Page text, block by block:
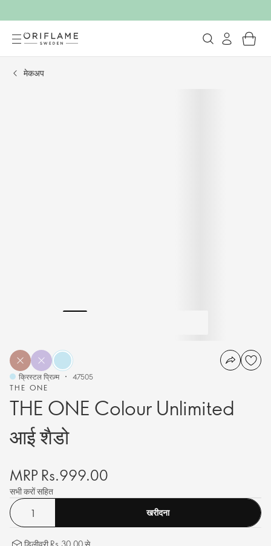
मेकअप
THE ONE
THE ONE Colour Unlimited
आई शैडो
क्रिस्टल प्रिज़्म 47505
MRP Rs.999.00
सभी करों सहित
खरीदना